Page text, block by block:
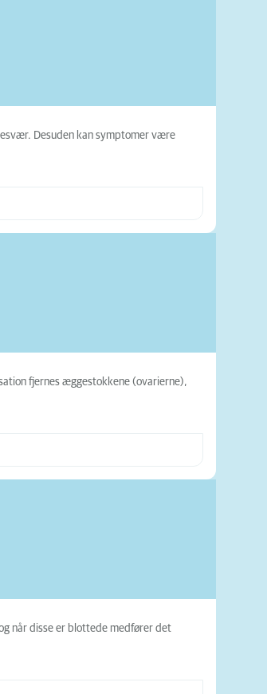
Desuden kan symptomer være
fjernes æggestokkene (ovarierne),
når disse er blottede medfører det